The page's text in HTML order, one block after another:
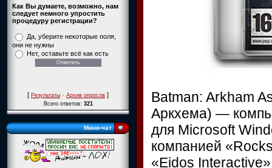
Как Вы думаете, возможно, нам
следует немного упростить
процедуру регистрации?
Да, уберите некоторые поля,
они не нужны
Нет, оставьте всё как есть
[Результаты·Архив опросов]
Всего ответов:321
Мини-чат
Batman: Arkham
Аркхема) —
для Microsoft
компанией
«Eidos